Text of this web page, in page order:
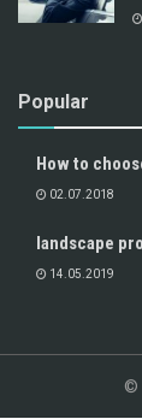
Popular
How to
02.07.2018
landscape
14.05.2019
©